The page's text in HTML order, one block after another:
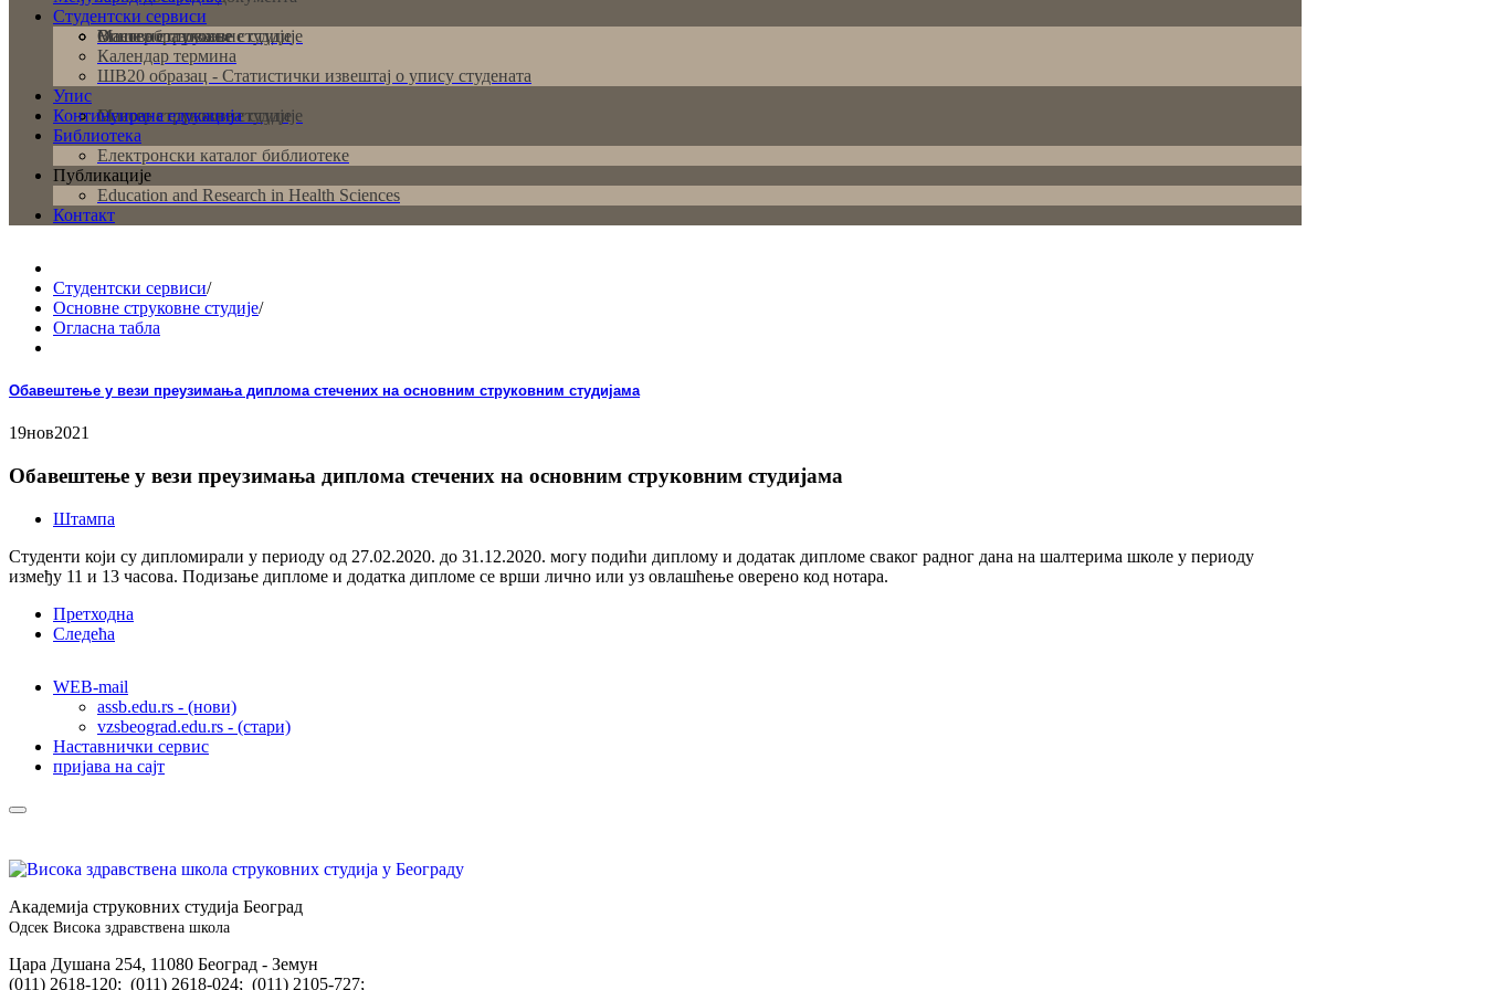
Студентски сервиси
Основне струковне студије
Мастер струковне студије
Више образовање
Календар термина
ШВ20 образац - Статистички извештај о упису студената
Упис
Основне струковне студије
Мастер струковне студије
Континуирана едукација
Библиотека
Електронски каталог библиотеке
Публикације
Education and Research in Health Sciences
Контакт
Студентски сервиси/
Основне струковне студије/
Огласна табла
Обавештење у вези преузимања диплома стечених на основним струковним студијама
19нов2021
Обавештење у вези преузимања диплома стечених на основним струковним студијама
Штампа
Студенти који су дипломирали у периоду од 27.02.2020. до 31.12.2020. могу подићи диплому и додатак дипломе сваког радног дана на шалтерима школе у периоду
између 11 и 13 часова. Подизање дипломе и додатка дипломе се врши лично или уз овлашћење оверено код нотара.
Претходна
Следећа
WEB-mail
assb.edu.rs - (нови)
vzsbeograd.edu.rs - (стари)
Наставнички сервис
пријава на сајт
Академија струковних студија Београд
Одсек Висока здравствена школа
Цара Душана 254, 11080 Београд - Земун
(011) 2618-120; (011) 2618-024; (011) 2105-727;